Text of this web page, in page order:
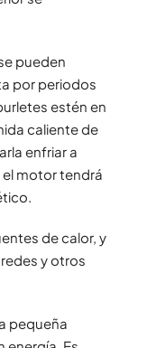
pueden
por periodos
estén en
caliente de
enfriar a
motor tendrá
de calor, y
y otros
pequeña